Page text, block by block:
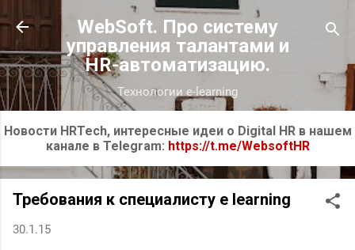
К основному контенту
WebSoft. Про систему
управления талантами и
HR-автоматизацию.
Технологии e-learning
Новости HRTech, интересные идеи о Digital HR в нашем
канале в Telegram: https://t.me/WebsoftHR
Требования к специалисту e learning
30.1.15